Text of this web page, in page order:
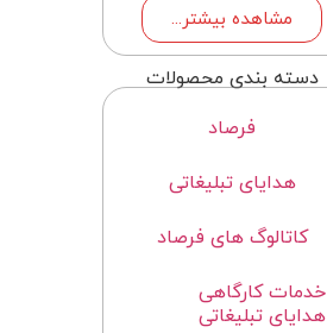
مشاهده بیشتر...
دسته بندی محصولات
فرصاد
هدایای تبلیغاتی
کاتالوگ های فرصاد
خدمات کارگاهی
هدایای تبلیغاتی